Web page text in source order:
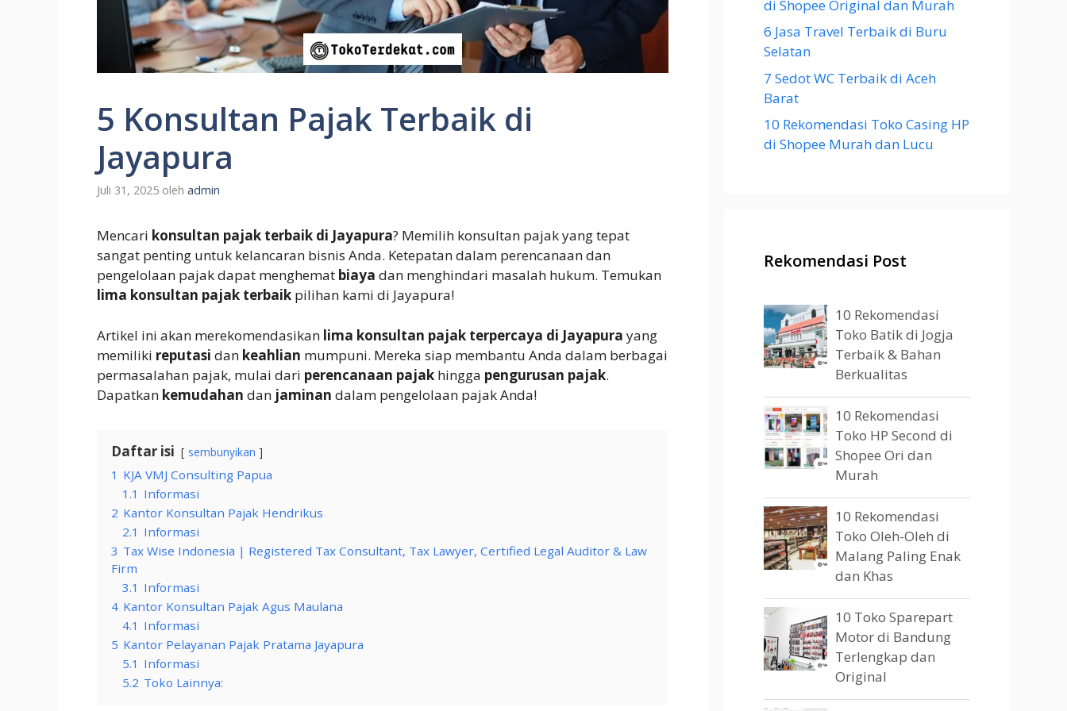
5 Konsultan Pajak Terbaik di
Jayapura
Juli 31, 2025 oleh admin
Mencari konsultan pajak terbaik di Jayapura? Memilih konsultan pajak yang tepat
sangat penting untuk kelancaran bisnis Anda. Ketepatan dalam perencanaan dan
pengelolaan pajak dapat menghemat biaya dan menghindari masalah hukum. Temukan
lima konsultan pajak terbaik pilihan kami di Jayapura!
Artikel ini akan merekomendasikan lima konsultan pajak terpercaya di Jayapura yang
memiliki reputasi dan keahlian mumpuni. Mereka siap membantu Anda dalam berbagai
permasalahan pajak, mulai dari perencanaan pajak hingga pengurusan pajak.
Dapatkan kemudahan dan jaminan dalam pengelolaan pajak Anda!
Daftar isi sembunyikan
1 KJA VMJ Consulting Papua
1.1 Informasi
2 Kantor Konsultan Pajak Hendrikus
2.1 Informasi
3 Tax Wise Indonesia | Registered Tax Consultant, Tax Lawyer, Certified Legal Auditor & Law
Firm
3.1 Informasi
4 Kantor Konsultan Pajak Agus Maulana
4.1 Informasi
5 Kantor Pelayanan Pajak Pratama Jayapura
5.1 Informasi
5.2 Toko Lainnya:
di Shopee Original dan Murah
6 Jasa Travel Terbaik di Buru
Selatan
7 Sedot WC Terbaik di Aceh
Barat
10 Rekomendasi Toko Casing HP
di Shopee Murah dan Lucu
Rekomendasi Post
10 Rekomendasi
Toko Batik di Jogja
Terbaik & Bahan
Berkualitas
10 Rekomendasi
Toko HP Second di
Shopee Ori dan
Murah
10 Rekomendasi
Toko Oleh-Oleh di
Malang Paling Enak
dan Khas
10 Toko Sparepart
Motor di Bandung
Terlengkap dan
Original